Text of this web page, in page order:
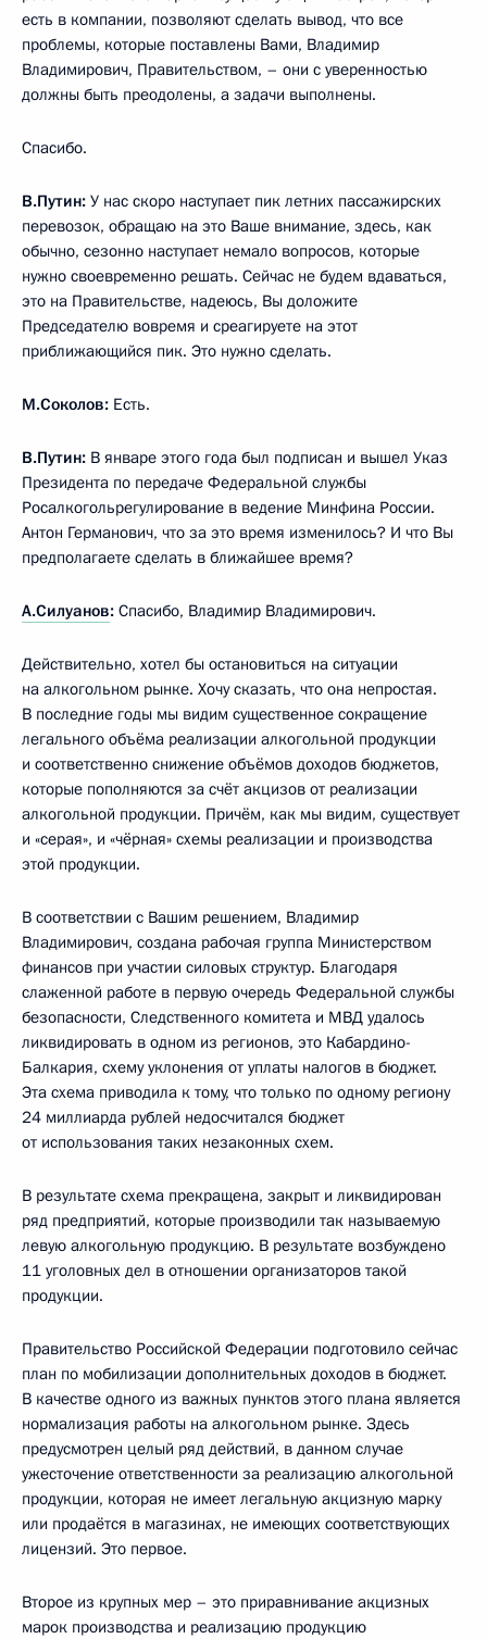
есть в компании, позволяют сделать вывод, что все
проблемы, которые поставлены Вами, Владимир
Владимирович, Правительством, – они с уверенностью
должны быть преодолены, а задачи выполнены.
Спасибо.
В.Путин: У нас скоро наступает пик летних пассажирских
перевозок, обращаю на это Ваше внимание, здесь, как
обычно, сезонно наступает немало вопросов, которые
нужно своевременно решать. Сейчас не будем вдаваться,
это на Правительстве, надеюсь, Вы доложите
Председателю вовремя и среагируете на этот
приближающийся пик. Это нужно сделать.
М.Соколов: Есть.
В.Путин: В январе этого года был подписан и вышел Указ
Президента по передаче Федеральной службы
Росалкогольрегулирование в ведение Минфина России.
Антон Германович, что за это время изменилось? И что Вы
предполагаете сделать в ближайшее время?
А.Силуанов: Спасибо, Владимир Владимирович.
Действительно, хотел бы остановиться на ситуации
на алкогольном рынке. Хочу сказать, что она непростая.
В последние годы мы видим существенное сокращение
легального объёма реализации алкогольной продукции
и соответственно снижение объёмов доходов бюджетов,
которые пополняются за счёт акцизов от реализации
алкогольной продукции. Причём, как мы видим, существует
и «серая», и «чёрная» схемы реализации и производства
этой продукции.
В соответствии с Вашим решением, Владимир
Владимирович, создана рабочая группа Министерством
финансов при участии силовых структур. Благодаря
слаженной работе в первую очередь Федеральной службы
безопасности, Следственного комитета и МВД удалось
ликвидировать в одном из регионов, это Кабардино-
Балкария, схему уклонения от уплаты налогов в бюджет.
Эта схема приводила к тому, что только по одному региону
24 миллиарда рублей недосчитался бюджет
от использования таких незаконных схем.
В результате схема прекращена, закрыт и ликвидирован
ряд предприятий, которые производили так называемую
левую алкогольную продукцию. В результате возбуждено
11 уголовных дел в отношении организаторов такой
продукции.
Правительство Российской Федерации подготовило сейчас
план по мобилизации дополнительных доходов в бюджет.
В качестве одного из важных пунктов этого плана является
нормализация работы на алкогольном рынке. Здесь
предусмотрен целый ряд действий, в данном случае
ужесточение ответственности за реализацию алкогольной
продукции, которая не имеет легальную акцизную марку
или продаётся в магазинах, не имеющих соответствующих
лицензий. Это первое.
Второе из крупных мер – это приравнивание акцизных
марок производства и реализацию продукцию